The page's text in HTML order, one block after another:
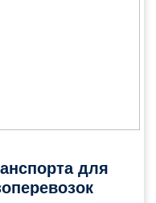
для
данных.